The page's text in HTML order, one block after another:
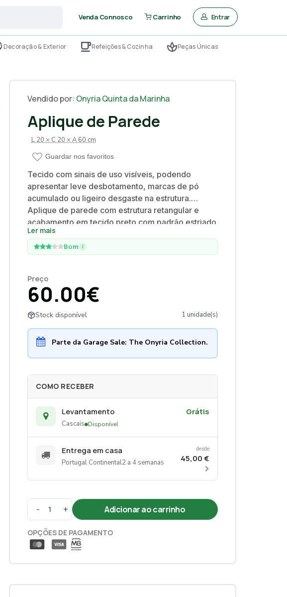
Venda Connosco Carrinho Entrar
Decoração & Exterior Refeições & Cozinha Peças Únicas
Vendido por: Onyria Quinta da Marinha
Aplique de Parede
L 20 × C 20 × A 60 cm
Guardar nos favoritos
Tecido com sinais de uso visíveis, podendo
apresentar leve desbotamento, marcas de pó
acumulado ou ligeiro desgaste na estrutura.
Aplique de parede com estrutura retangular e
acabamento em tecido preto com padrão estriado
vertical. Design simples e contemporâneo,
podendo ser instalado tanto na vertical como na
horizontal, oferecendo versatilidade estética e
Ler mais
Bom i
Preço
60.00€
Stock disponível 1 unidade(s)
Parte da Garage Sale: The Onyria Collection.
COMO RECEBER
Levantamento
Cascais Disponível
Grátis
Entrega em casa
Portugal Continental2 a 4 semanas
desde
45,00 €
- +
OPÇÕES DE PAGAMENTO